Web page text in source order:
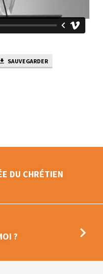
SAUVEGARDER
DU CHRÉTIEN
?